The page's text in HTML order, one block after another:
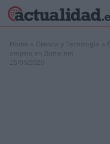
Home » Ciencia y Tecnología »
empleo en Battle.net
25/05/2020